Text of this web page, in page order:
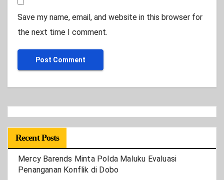
Save my name, email, and website in this browser for
the next time I comment.
Recent Posts
Mercy Barends Minta Polda Maluku Evaluasi
Penanganan Konflik di Dobo